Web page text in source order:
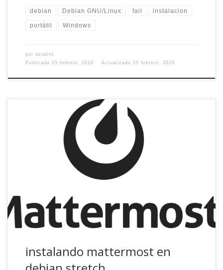
debian Debian GNU/Linux fail instalacion
portátil Windows
por asiaknt
Publicada 25 febrero, 2020 Actualizado 25 febrero, 2020
¡Me encanta el olor a software libre por las mañanas! Y
más cuando una aplicación privativa que me gusta se
vuelve un dolor de muelas por sus restricciones. Entonces
es el momento de buscar alternativas de software libre.
mis requerimientos open source alternativa a slack
instalando mattermost en